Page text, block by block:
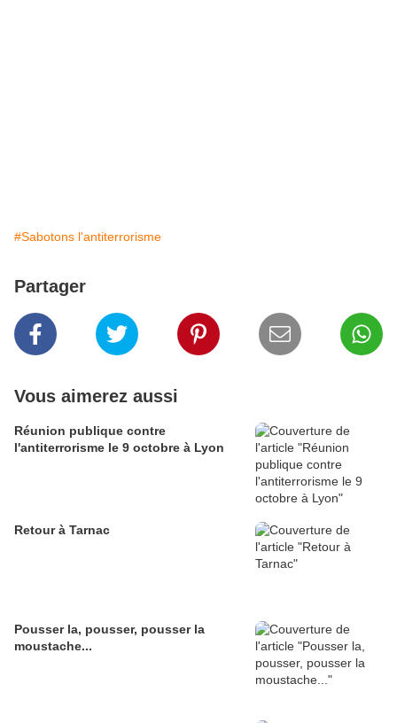
#Sabotons l'antiterrorisme
Partager
Vous aimerez aussi
Réunion publique contre
l'antiterrorisme le 9 octobre à Lyon
Retour à Tarnac
Pousser la, pousser, pousser la
moustache...